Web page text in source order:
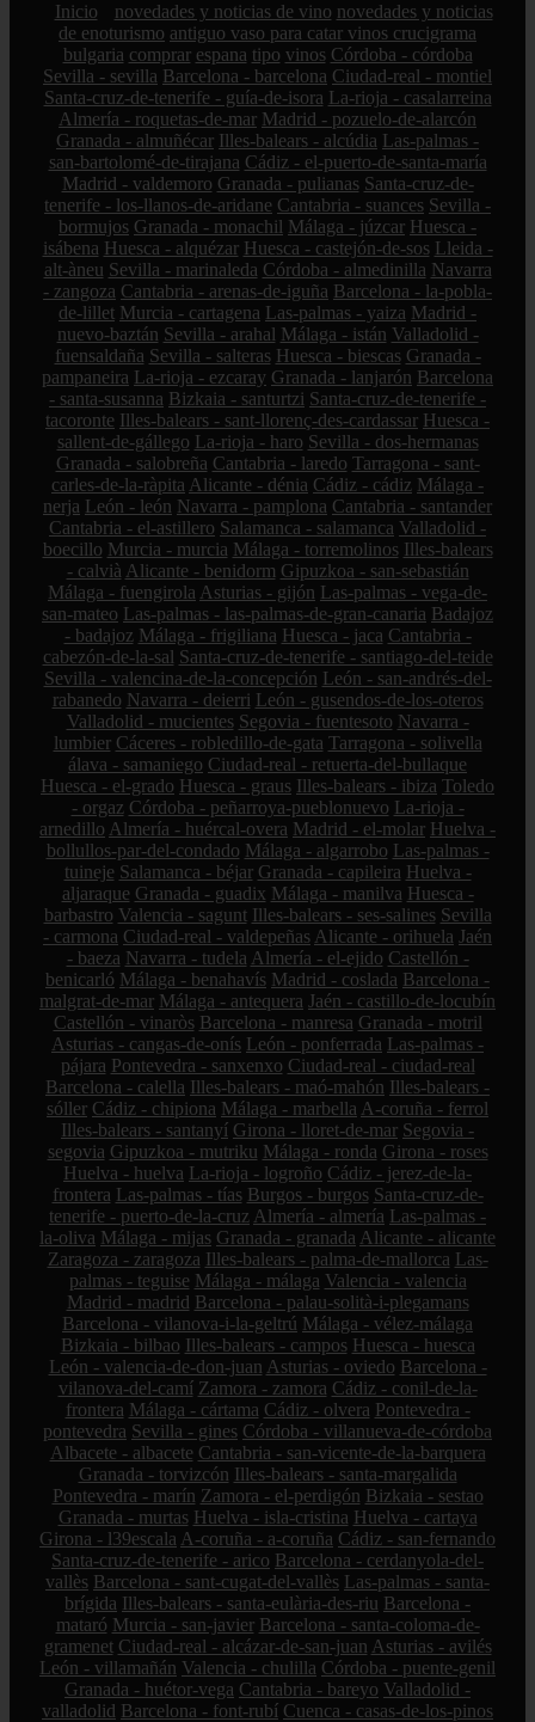
Inicio novedades y noticias de vino novedades y noticias
de enoturismo antiguo vaso para catar vinos crucigrama
bulgaria comprar espana tipo vinos Córdoba - córdoba
Sevilla - sevilla Barcelona - barcelona Ciudad-real - montiel
Santa-cruz-de-tenerife - guía-de-isora La-rioja - casalarreina
Almería - roquetas-de-mar Madrid - pozuelo-de-alarcón
Granada - almuñécar Illes-balears - alcúdia Las-palmas -
san-bartolomé-de-tirajana Cádiz - el-puerto-de-santa-maría
Madrid - valdemoro Granada - pulianas Santa-cruz-de-
tenerife - los-llanos-de-aridane Cantabria - suances Sevilla -
bormujos Granada - monachil Málaga - júzcar Huesca -
isábena Huesca - alquézar Huesca - castejón-de-sos Lleida -
alt-àneu Sevilla - marinaleda Córdoba - almedinilla Navarra
- zangoza Cantabria - arenas-de-iguña Barcelona - la-pobla-
de-lillet Murcia - cartagena Las-palmas - yaiza Madrid -
nuevo-baztán Sevilla - arahal Málaga - istán Valladolid -
fuensaldaña Sevilla - salteras Huesca - biescas Granada -
pampaneira La-rioja - ezcaray Granada - lanjarón Barcelona
- santa-susanna Bizkaia - santurtzi Santa-cruz-de-tenerife -
tacoronte Illes-balears - sant-llorenç-des-cardassar Huesca -
sallent-de-gállego La-rioja - haro Sevilla - dos-hermanas
Granada - salobreña Cantabria - laredo Tarragona - sant-
carles-de-la-ràpita Alicante - dénia Cádiz - cádiz Málaga -
nerja León - león Navarra - pamplona Cantabria - santander
Cantabria - el-astillero Salamanca - salamanca Valladolid -
boecillo Murcia - murcia Málaga - torremolinos Illes-balears
- calvià Alicante - benidorm Gipuzkoa - san-sebastián
Málaga - fuengirola Asturias - gijón Las-palmas - vega-de-
san-mateo Las-palmas - las-palmas-de-gran-canaria Badajoz
- badajoz Málaga - frigiliana Huesca - jaca Cantabria -
cabezón-de-la-sal Santa-cruz-de-tenerife - santiago-del-teide
Sevilla - valencina-de-la-concepción León - san-andrés-del-
rabanedo Navarra - deierri León - gusendos-de-los-oteros
Valladolid - mucientes Segovia - fuentesoto Navarra -
lumbier Cáceres - robledillo-de-gata Tarragona - solivella
álava - samaniego Ciudad-real - retuerta-del-bullaque
Huesca - el-grado Huesca - graus Illes-balears - ibiza Toledo
- orgaz Córdoba - peñarroya-pueblonuevo La-rioja -
arnedillo Almería - huércal-overa Madrid - el-molar Huelva -
bollullos-par-del-condado Málaga - algarrobo Las-palmas -
tuineje Salamanca - béjar Granada - capileira Huelva -
aljaraque Granada - guadix Málaga - manilva Huesca -
barbastro Valencia - sagunt Illes-balears - ses-salines Sevilla
- carmona Ciudad-real - valdepeñas Alicante - orihuela Jaén
- baeza Navarra - tudela Almería - el-ejido Castellón -
benicarló Málaga - benahavís Madrid - coslada Barcelona -
malgrat-de-mar Málaga - antequera Jaén - castillo-de-locubín
Castellón - vinaròs Barcelona - manresa Granada - motril
Asturias - cangas-de-onís León - ponferrada Las-palmas -
pájara Pontevedra - sanxenxo Ciudad-real - ciudad-real
Barcelona - calella Illes-balears - maó-mahón Illes-balears -
sóller Cádiz - chipiona Málaga - marbella A-coruña - ferrol
Illes-balears - santanyí Girona - lloret-de-mar Segovia -
segovia Gipuzkoa - mutriku Málaga - ronda Girona - roses
Huelva - huelva La-rioja - logroño Cádiz - jerez-de-la-
frontera Las-palmas - tías Burgos - burgos Santa-cruz-de-
tenerife - puerto-de-la-cruz Almería - almería Las-palmas -
la-oliva Málaga - mijas Granada - granada Alicante - alicante
Zaragoza - zaragoza Illes-balears - palma-de-mallorca Las-
palmas - teguise Málaga - málaga Valencia - valencia
Madrid - madrid Barcelona - palau-solità-i-plegamans
Barcelona - vilanova-i-la-geltrú Málaga - vélez-málaga
Bizkaia - bilbao Illes-balears - campos Huesca - huesca
León - valencia-de-don-juan Asturias - oviedo Barcelona -
vilanova-del-camí Zamora - zamora Cádiz - conil-de-la-
frontera Málaga - cártama Cádiz - olvera Pontevedra -
pontevedra Sevilla - gines Córdoba - villanueva-de-córdoba
Albacete - albacete Cantabria - san-vicente-de-la-barquera
Granada - torvizcón Illes-balears - santa-margalida
Pontevedra - marín Zamora - el-perdigón Bizkaia - sestao
Granada - murtas Huelva - isla-cristina Huelva - cartaya
Girona - l39escala A-coruña - a-coruña Cádiz - san-fernando
Santa-cruz-de-tenerife - arico Barcelona - cerdanyola-del-
vallès Barcelona - sant-cugat-del-vallès Las-palmas - santa-
brígida Illes-balears - santa-eulària-des-riu Barcelona -
mataró Murcia - san-javier Barcelona - santa-coloma-de-
gramenet Ciudad-real - alcázar-de-san-juan Asturias - avilés
León - villamañán Valencia - chulilla Córdoba - puente-genil
Granada - huétor-vega Cantabria - bareyo Valladolid -
valladolid Barcelona - font-rubí Cuenca - casas-de-los-pinos